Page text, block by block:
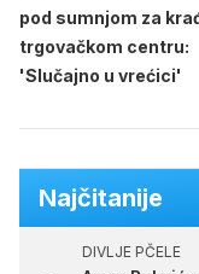
pod sumnjom za
trgovačkom centru:
'Slučajno u vrećici'
Najčitanije
DIVLJE PČELE